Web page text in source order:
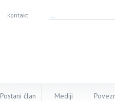
Kontakt
Postani član Mediji